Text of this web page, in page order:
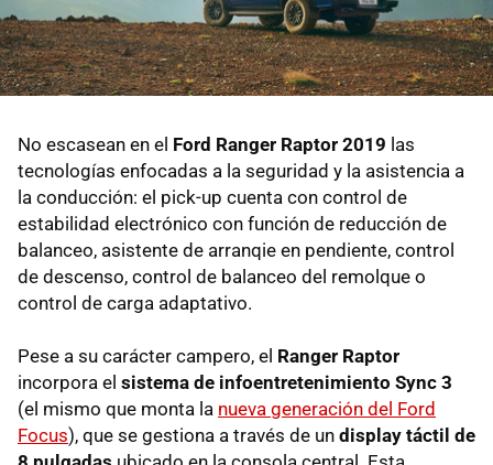
No escasean en el Ford Ranger Raptor 2019 las
tecnologías enfocadas a la seguridad y la asistencia a
la conducción: el pick-up cuenta con control de
estabilidad electrónico con función de reducción de
balanceo, asistente de arranqie en pendiente, control
de descenso, control de balanceo del remolque o
control de carga adaptativo.
Pese a su carácter campero, el Ranger Raptor
incorpora el sistema de infoentretenimiento Sync 3
(el mismo que monta la nueva generación del Ford
Focus), que se gestiona a través de un display táctil de